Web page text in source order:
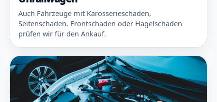
Auch Fahrzeuge mit Karosserieschaden,
Seitenschaden, Frontschaden oder Hagelschaden
prüfen wir für den Ankauf.